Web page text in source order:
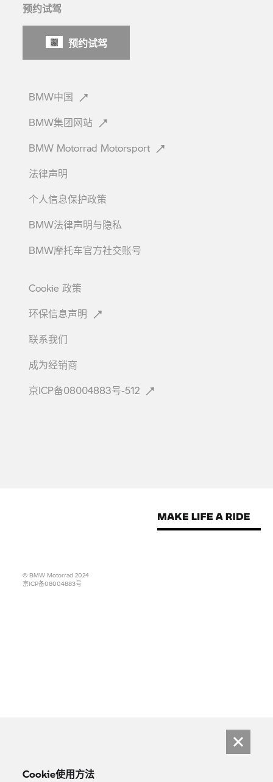
Cookie使用方法
预约试驾
预约试驾
BMW中国
BMW集团网站
BMW Motorrad Motorsport
法律声明
个人信息保护政策
BMW法律声明与隐私
BMW摩托车官方社交账号
Cookie政策
环保信息声明
联系我们
成为经销商
京ICP备08004883号-512
© BMW Motorrad 2024
京ICP备08004883号